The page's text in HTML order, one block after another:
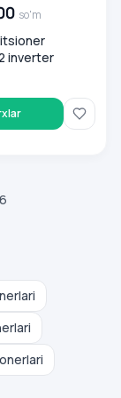
so'm
inverter
6